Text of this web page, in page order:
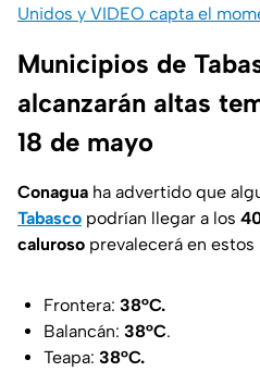
Unidos y VIDEO capta el
Municipios de
alcanzarán altas
18 de mayo
Conagua ha advertido que
Tabasco podrían llegar a los
caluroso prevalecerá en
Frontera: 38°C.
Balancán: 38°C.
Teapa: 38°C.